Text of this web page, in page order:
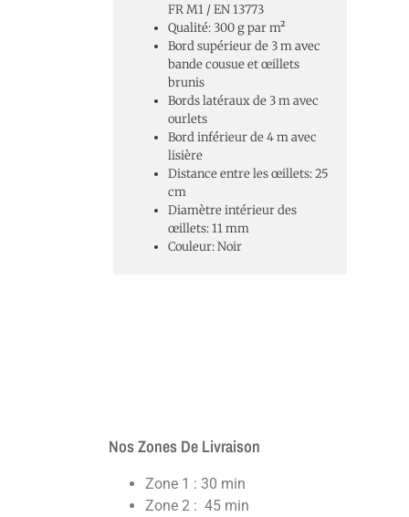
FR M1 / EN 13773
Qualité: 300 g par m²
Bord supérieur de 3 m avec
bande cousue et œillets
brunis
Bords latéraux de 3 m avec
ourlets
Bord inférieur de 4 m avec
lisière
Distance entre les œillets: 25
cm
Diamètre intérieur des
œillets: 11 mm
Couleur: Noir
Nos Zones De Livraison
Zone 1 : 30 min
Zone 2 : 45 min